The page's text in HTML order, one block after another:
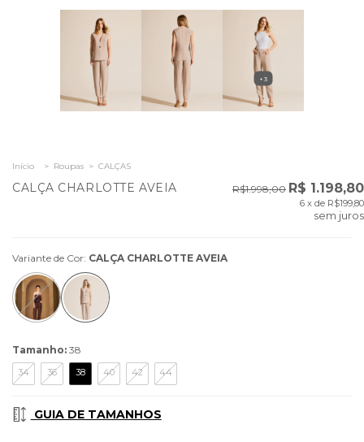
+3
Início > Roupas > CALÇAS
CALÇA CHARLOTTE AVEIA R$1.998,00 R$ 1.198,80
6 x de R$199,80
sem juros
Variante de Cor: CALÇA CHARLOTTE AVEIA
Tamanho: 38
34 36 38 40 42 44
GUIA DE TAMANHOS